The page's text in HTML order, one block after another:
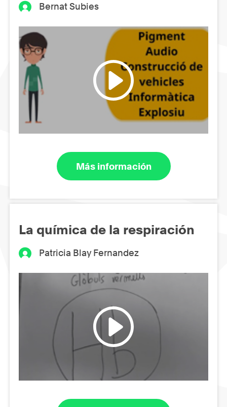
Bernat Subies
Más información
La química de la respiración
Patricia Blay Fernandez